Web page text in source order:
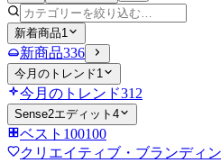
新着商品1
新商品336
今月のトレンド1
今月のトレンド312
Sense2エディット 4
ベスト100100
クリエイティブ・ブランディ